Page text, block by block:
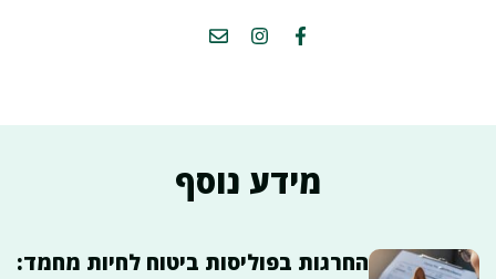
מידע נוסף
החרגות בפוליסות ביטוח לחיות מחמד: